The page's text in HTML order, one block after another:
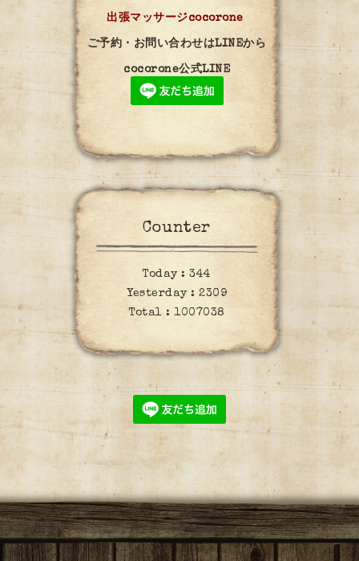
出張マッサージcocorone
ご予約・お問い合わせはLINEから
cocorone公式LINE
Counter
Today :344
Yesterday : 2309
Total :1007038